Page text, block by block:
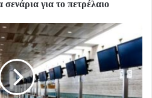
για το πετρέλαιο